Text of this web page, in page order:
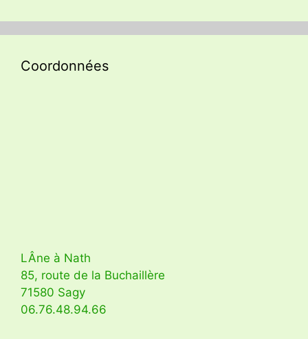
Coordonnées
LÂne à Nath
85, route de la Buchaillère
71580 Sagy
06.76.48.94.66